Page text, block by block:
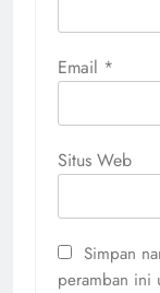
Email *
Situs Web
Simpan
peramban ini